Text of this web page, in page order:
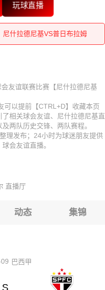
玩球直播
什拉德尼基VS普日布拉姆
什拉德尼基VS普日布拉姆
什拉德尼基VS普日布拉姆
什拉德尼基VS普日布拉姆
什拉德尼基VS普日布拉姆
什拉德尼基VS普日布拉姆
什拉德尼基VS普日布拉姆
什拉德尼基VS普日布拉姆
什拉德尼基VS普日布拉姆
友谊联赛比赛【尼什拉德尼基
以提前【CTRL+D】收藏本页
相关球会友谊、尼什拉德尼基直
两队历史交锋、两队赛程。
理发布；24小时为球迷朋友提供
会友谊直播。
直播厅
动态 集锦
巴西甲
S